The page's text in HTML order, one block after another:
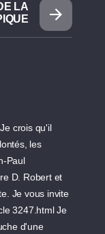
LA
crois qu'il
les
Paul
D. Robert et
Je vous invite
3247.html Je
d'une